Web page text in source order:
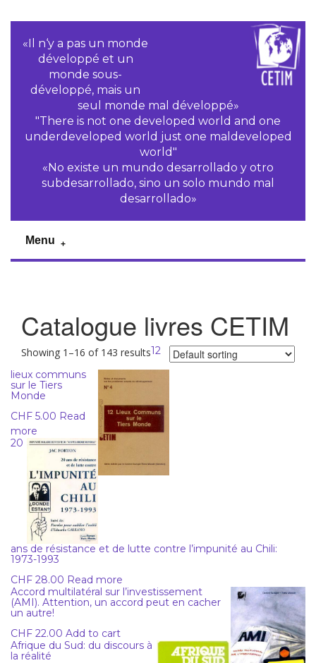
«Il n‘y a pas un monde
développé et un
monde sous-
développé, mais un
seul monde mal développé»
"There is not one developed world and one
underdeveloped world just one maldeveloped
world"
«No existe un mundo desarrollado y otro
subdesarrollado, sino un solo mundo mal
desarrollado»
Menu
Catalogue livres CETIM
Showing 1–16 of 143 results12
lieux communs
sur le Tiers
Monde
CHF 5.00 Read
more
20
ans de résistance et de lutte contre l’impunité au Chili:
1973-1993
CHF 28.00 Read more
Accord multilatéral sur l’investissement
(AMI). Attention, un accord peut en cacher
un autre!
CHF 22.00 Add to cart
Afrique du Sud: du discours à
la réalité